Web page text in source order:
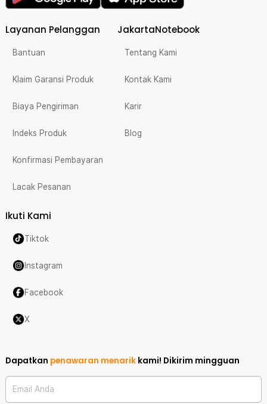
Layanan Pelanggan
Bantuan
Klaim Garansi Produk
Biaya Pengiriman
Indeks Produk
Konfirmasi Pembayaran
Lacak Pesanan
JakartaNotebook
Tentang Kami
Kontak Kami
Karir
Blog
Ikuti Kami
Tiktok
Instagram
Facebook
X
Dapatkan penawaran menarik kami! Dikirim mingguan
Email Anda